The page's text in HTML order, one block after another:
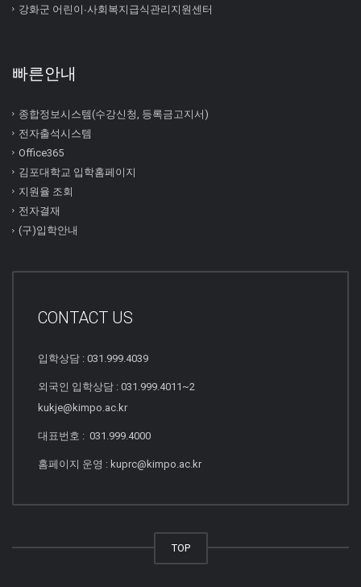
강화군 어린이∙사회복지급식관리지원센터
빠른안내
종합정보시스템(수강신청, 등록금고지서)
전자출석시스템
Office365
김포대학교 입학홈페이지
지원율 조회
전자결재
(구)입학안내
CONTACT US
입학상담 : 031.999.4039
외국인 입학상담 : 031.999.4011~2
kukje@kimpo.ac.kr
대표번호 : 031.999.4000
홈페이지 운영 : kuprc@kimpo.ac.kr
TOP